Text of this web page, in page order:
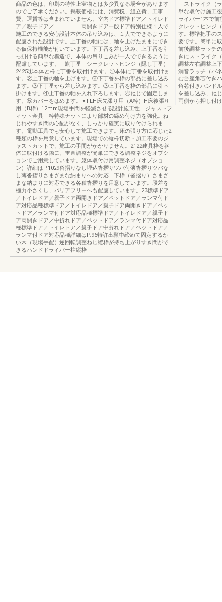
商品の色は、印刷の特性上実物とは多少異なる場合があります
のでご了承ください。掲載価格には、消費税、組立費、工事
費、運賃等は含まれていません。室内ドア標準ドア／トイレド
ア／親子ドア／ 両開きドア一般ドア特別仕様１人で
施工のできる安心設計本体の吊り込みは、１人でできるように
配慮された設計です。上丁番の軸には、軸を上げたままにでき
る仮保持機能が付いています。下丁番を差し込み、上丁番を引
っ掛ける簡単な構造で、本体の吊りこみが一人でできるように
配慮しています。 旗丁番 シークレットヒンジ（隠し丁番）
2425①本体と枠に丁番を取付けます。①本体に丁番を取付けま
す。②上丁番の軸を上げます。②下丁番を枠の部品に差し込み
ます。③下丁番から差し込みます。③上丁番を枠の部品に引っ
掛けます。④上丁番の軸を入れ下ろします。④ねじで固定しま
す。⑤カバーをはめます。▼FLH床先張り用（A枠）H床後張り
用（B枠）12mm現場手間を軽減させる設計施工性 ジャストフ
ィット金具 枠特殊ナットにより部材の締め付け力を強化。ね
じれやすき間の心配がなく、しっかり確実に取り付けられま
す。電動工具でも安心して施工できます。床の張り方に応じた2
種類の枠を用意しています。現場での縦枠切断・加工不要のジ
ャストカットで、施工の手間がかかりません。2122建具枠を躯
体に取付ける際に、垂直調整が簡単にできる調整ネジをオプシ
ョンでご用意しています。躯体取付け用調整ネジ（オプショ
ン）詳細はP.1029沓摺りなし埋込沓摺りツバ付薄沓摺りツバな
し薄沓摺りさまざまな納まりへの対応 下枠（沓摺り）さまざ
まな納まりに対応できる各種沓摺りを用意しています。段差を
極力小さくし、バリアフリーへも配慮しています。23標準ドア
／トイレドア／親子ドア両開きドア／ペットドア／ランマ付ド
ア対応品種標準ドア／トイレドア／親子ドア両開きドア／ペッ
トドア／ランマ付ドア対応品種標準ドア／トイレドア／親子ド
ア両開きドア／中折れドア／ペットドア／ランマ付ドア対応品
種標準ドア／トイレドア／親子ドア中折れドア／ペットドア／
ランマ付ドア対応品種詳細はP.96特許出願中締めて固定するか
い木（現場手配）逆回転調整ねじ縦枠が持ち上がりすき間がで
きるハンドドライバー柱縦枠
ストライク（
単な取付け施工
ライバー1本で前
クレットヒンジ
す。標準把手の
要です。簡単に
前後調整ラッチ
きにストライク
調整左右調整上
消音ラッチ（バ
む台座角芯付き
角芯付きハンド
を差し込み、ね
両側から押し付